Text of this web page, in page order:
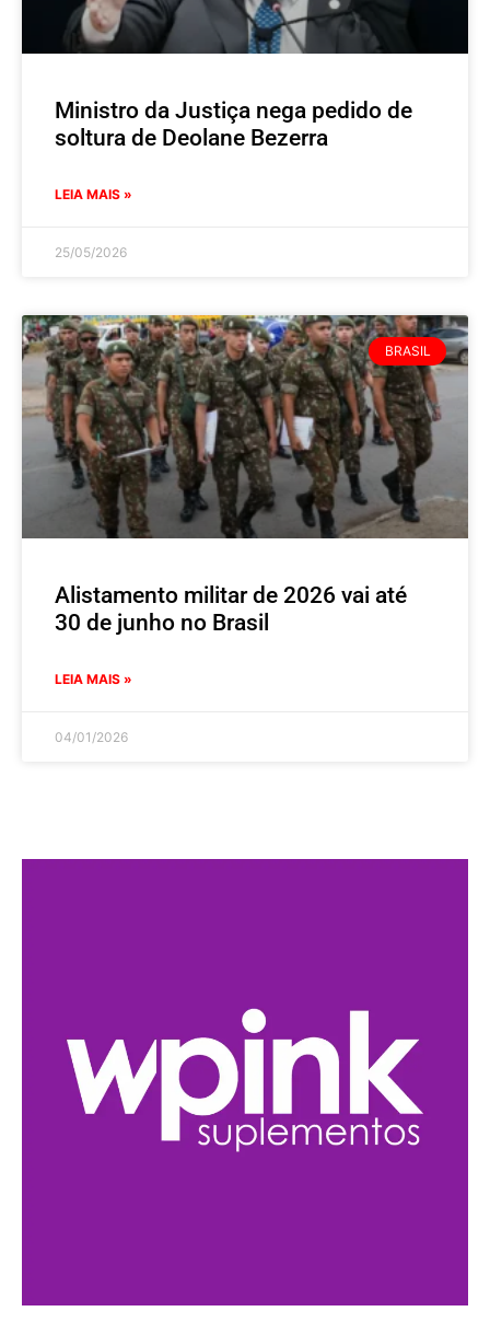
Ministro da Justiça nega pedido de
soltura de Deolane Bezerra
LEIA MAIS »
25/05/2026
BRASIL
Alistamento militar de 2026 vai até
30 de junho no Brasil
LEIA MAIS »
04/01/2026